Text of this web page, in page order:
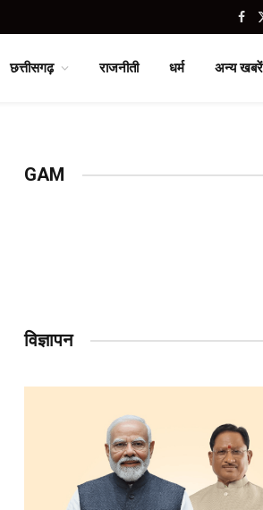
छत्तीसगढ़ राजनीती धर्म अन्य खबरें
GAM
विज्ञापन